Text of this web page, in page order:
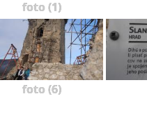
foto (1)
foto (6)